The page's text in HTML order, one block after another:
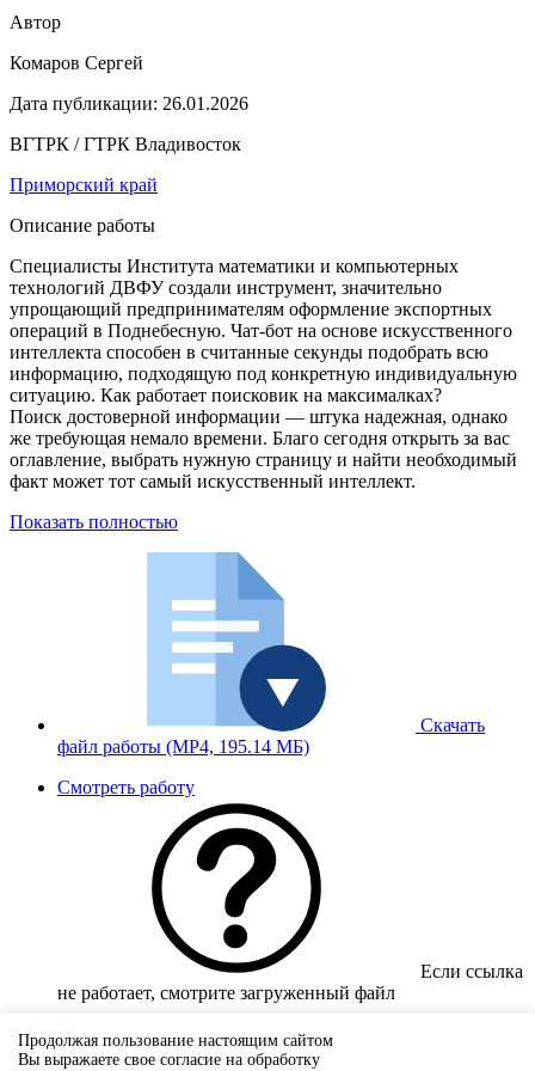
Автор
Комаров Сергей
Дата публикации: 26.01.2026
ВГТРК / ГТРК Владивосток
Приморский край
Описание работы
Специалисты Института математики и компьютерных
технологий ДВФУ создали инструмент, значительно
упрощающий предпринимателям оформление экспортных
операций в Поднебесную. Чат-бот на основе искусственного
интеллекта способен в считанные секунды подобрать всю
информацию, подходящую под конкретную индивидуальную
ситуацию. Как работает поисковик на максималках?
Поиск достоверной информации — штука надежная, однако
же требующая немало времени. Благо сегодня открыть за вас
оглавление, выбрать нужную страницу и найти необходимый
факт может тот самый искусственный интеллект.
Показать полностью
Скачать
файл работы (MP4, 195.14 МБ)
Смотреть работу
Если ссылка
не работает, смотрите загруженный файл
#eFuture
Официальный хештег конкурса
Продолжая пользование настоящим сайтом
Вы выражаете свое согласие на обработку